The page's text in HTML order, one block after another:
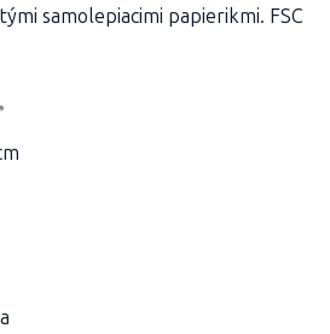
samolepiacimi papierikmi. FSC